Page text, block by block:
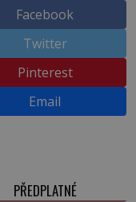
Facebook
Twitter
Pinterest
Email
PŘEDPLATNÉ